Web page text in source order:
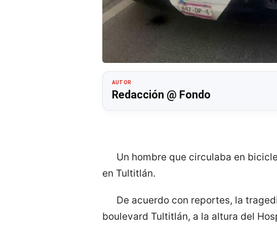
AUTOR
Redacción @ Fondo
Un hombre que circulaba en
en Tultitlán.
De acuerdo con reportes, la
boulevard Tultitlán, a la altura del